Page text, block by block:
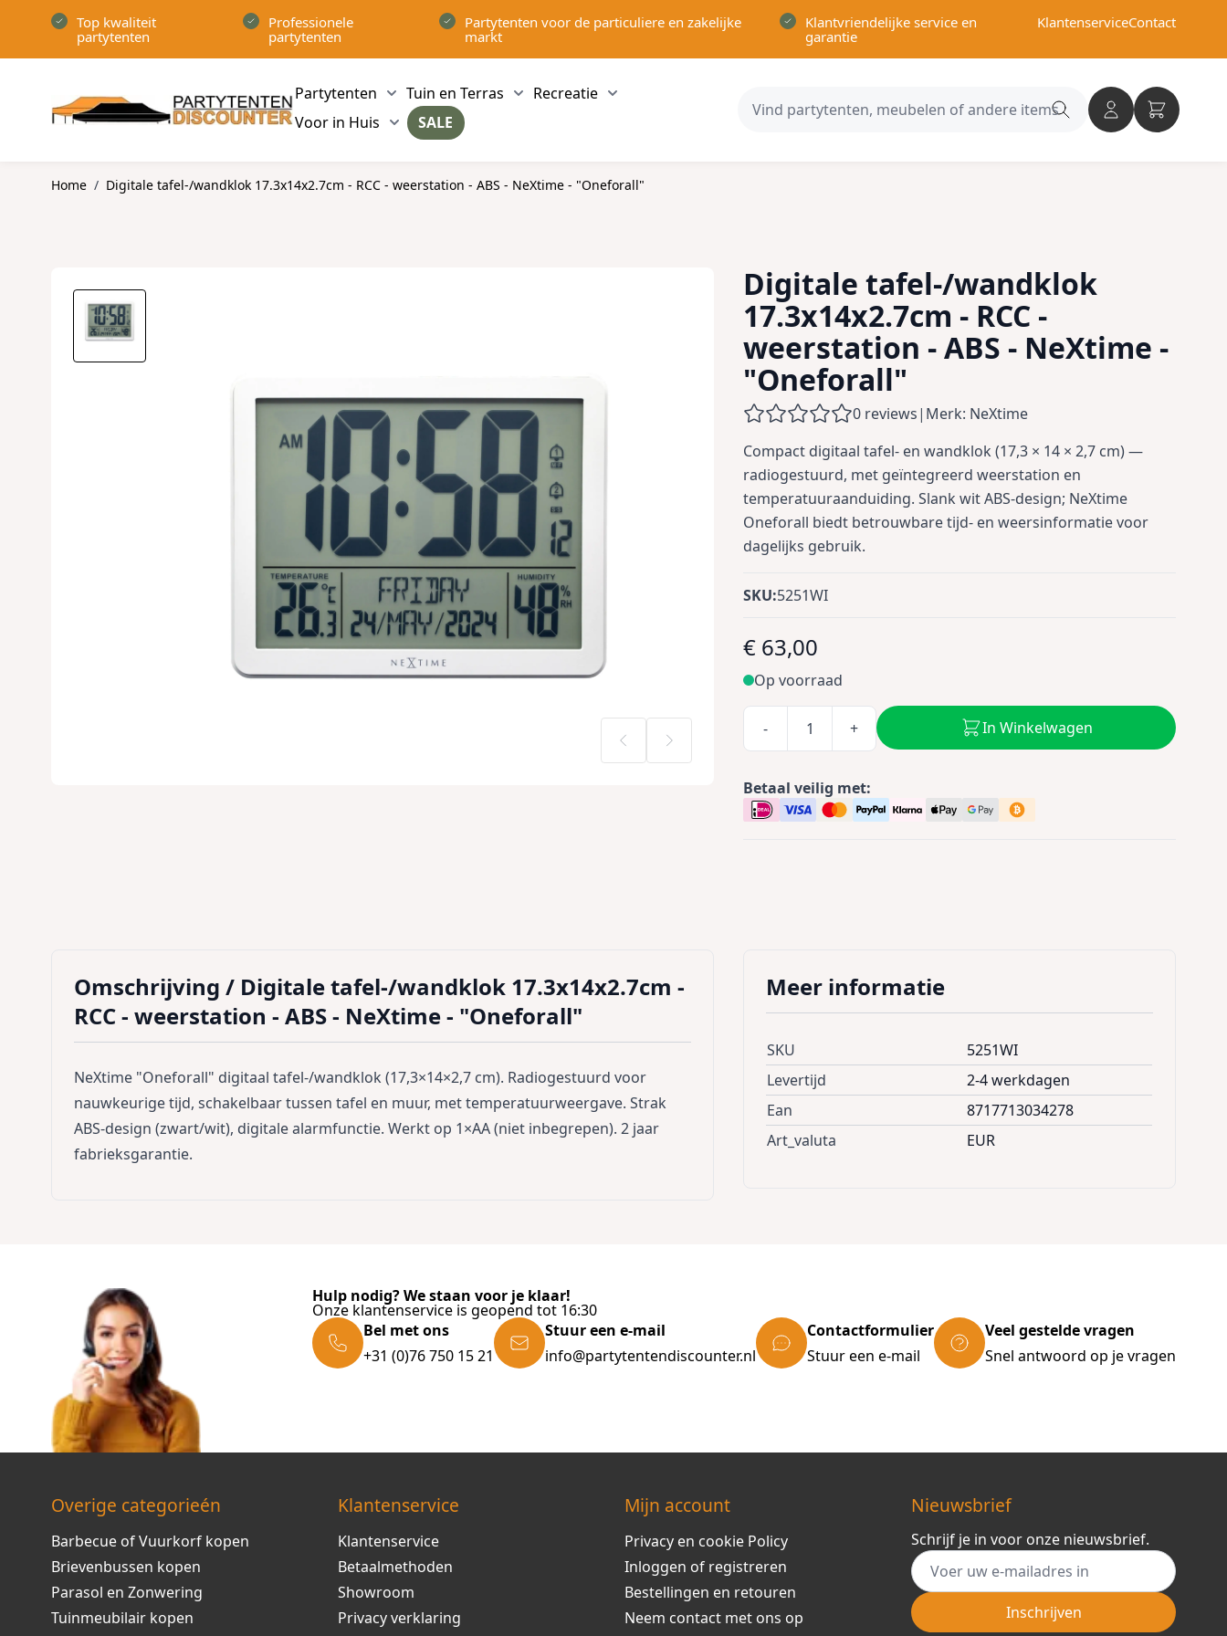
Top kwaliteit
partytenten
Professionele
partytenten
Partytenten voor de particuliere en zakelijke
markt
Klantvriendelijke service en
garantie
KlantenserviceContact
Partytenten
Show submenu for Partytenten category
Tuin en Terras
Show submenu for Tuin en Terras category
Recreatie
Show submenu for Recreatie category
Voor in Huis
Show submenu for Voor in Huis category
SALE
Search
Home / Digitale tafel-/wandklok 17.3x14x2.7cm - RCC - weerstation - ABS - NeXtime - "Oneforall"
Digitale tafel-/wandklok
17.3x14x2.7cm - RCC -
weerstation - ABS - NeXtime -
"Oneforall"
0 reviews| Merk: NeXtime
Compact digitaal tafel- en wandklok (17,3 × 14 × 2,7 cm) —
radiogestuurd, met geïntegreerd weerstation en
temperatuuraanduiding. Slank wit ABS-design; NeXtime
Oneforall biedt betrouwbare tijd- en weersinformatie voor
dagelijks gebruik.
SKU:5251WI
€ 63,00
Op voorraad
- + In Winkelwagen
Betaal veilig met:
Omschrijving / Digitale tafel-/wandklok 17.3x14x2.7cm -
RCC - weerstation - ABS - NeXtime - "Oneforall"
NeXtime "Oneforall" digitaal tafel-/wandklok (17,3×14×2,7 cm). Radiogestuurd voor
nauwkeurige tijd, schakelbaar tussen tafel en muur, met temperatuurweergave. Strak
ABS-design (zwart/wit), digitale alarmfunctie. Werkt op 1×AA (niet inbegrepen). 2 jaar
fabrieksgarantie.
Meer informatie
SKU
5251WI
Levertijd
2-4 werkdagen
Ean
8717713034278
Art_valuta
EUR
Hulp nodig? We staan voor je klaar!
Onze klantenservice is geopend tot 16:30
Bel met ons
+31 (0)76 750 15 21
Stuur een e-mail
info@partytentendiscounter.nl
Contactformulier
Stuur een e-mail
Veel gestelde vragen
Snel antwoord op je vragen
Overige categorieén
Barbecue of Vuurkorf kopen
Brievenbussen kopen
Parasol en Zonwering
Tuinmeubilair kopen
Klantenservice
Klantenservice
Betaalmethoden
Showroom
Privacy verklaring
Mijn account
Privacy en cookie Policy
Inloggen of registreren
Bestellingen en retouren
Neem contact met ons op
Nieuwsbrief
Schrijf je in voor onze nieuwsbrief.
E-mail adres
Inschrijven